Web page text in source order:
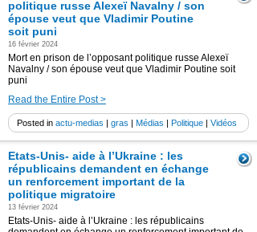
politique russe Alexeï Navalny / son
épouse veut que Vladimir Poutine
soit puni
16 février 2024
Mort en prison de l’opposant politique russe Alexeï
Navalny / son épouse veut que Vladimir Poutine soit
puni
Read the Entire Post >
Posted in actu-medias | gras | Médias | Politique | Vidéos
Etats-Unis- aide à l’Ukraine : les
républicains demandent en échange
un renforcement important de la
politique migratoire
13 février 2024
Etats-Unis- aide à l’Ukraine : les républicains